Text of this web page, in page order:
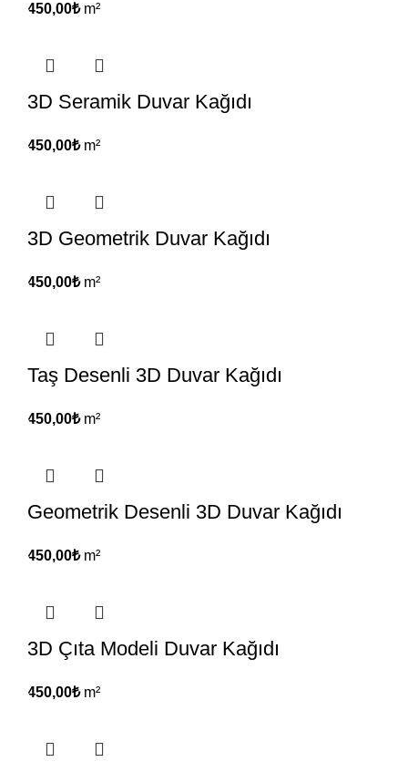
450,00₺m²
3D Seramik Duvar Kağıdı
450,00₺m²
3D Geometrik Duvar Kağıdı
450,00₺m²
Taş Desenli 3D Duvar Kağıdı
450,00₺m²
Geometrik Desenli 3D Duvar Kağıdı
450,00₺m²
3D Çıta Modeli Duvar Kağıdı
450,00₺m²